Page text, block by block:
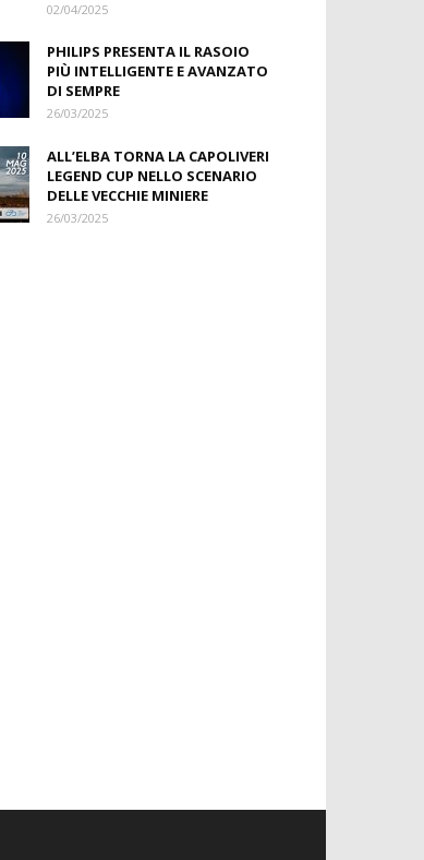
02/04/2025
PHILIPS PRESENTA IL RASOIO
PIÙ INTELLIGENTE E AVANZATO
DI SEMPRE
26/03/2025
ALL’ELBA TORNA LA CAPOLIVERI
LEGEND CUP NELLO SCENARIO
DELLE VECCHIE MINIERE
26/03/2025